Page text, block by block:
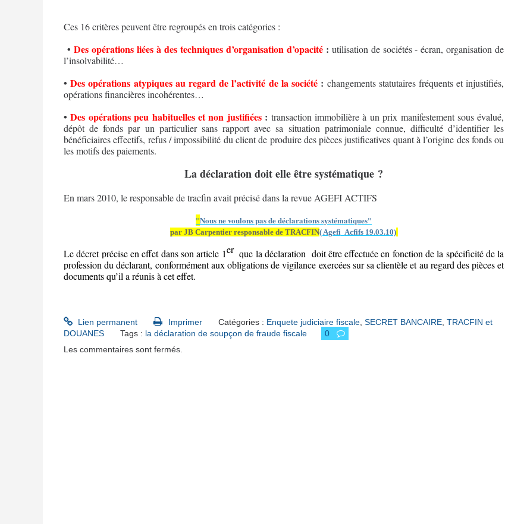
Ces 16 critères peuvent être regroupés en trois catégories :
• Des opérations liées à des techniques d’organisation d’opacité: utilisation de sociétés - écran, organisation de
l’insolvabilité…
•Des opérations atypiques au regard de l’activité de la société : changements statutaires fréquents et injustifiés,
opérations financières incohérentes…
•Des opérations peu habituelles et non justifiées: transaction immobilière à un prix manifestement sous évalué,
dépôt de fonds par un particulier sans rapport avec sa situation patrimoniale connue, difficulté d’identifier les
bénéficiaires effectifs, refus / impossibilité du client de produire des pièces justificatives quant à l’origine des fonds ou
les motifs des paiements.
La déclaration doit elle être systématique ?
En mars 2010, le responsable de tracfin avait précisé dans la revue AGEFI ACTIFS
"Nous ne voulons pas de déclarations systématiques"
par JB Carpentier responsable de TRACFIN( Agefi Acfifs 19.03.10)
Le décret précise en effet dans son article 1er que la déclaration doit être effectuée en fonction de la spécificité de la
profession du déclarant, conformément aux obligations de vigilance exercées sur sa clientèle et au regard des pièces et
documents qu’il a réunis à cet effet.
Lien permanent Imprimer Catégories : Enquete judiciaire fiscale, SECRET BANCAIRE, TRACFIN et
DOUANES
Tags : la déclaration de soupçon de fraude fiscale
0
Les commentaires sont fermés.